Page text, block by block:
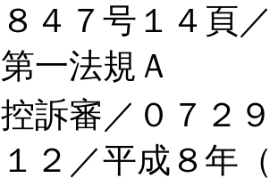
８４７号１４頁
第一法規Ａ
控訴審／０７２
１２／平成８年